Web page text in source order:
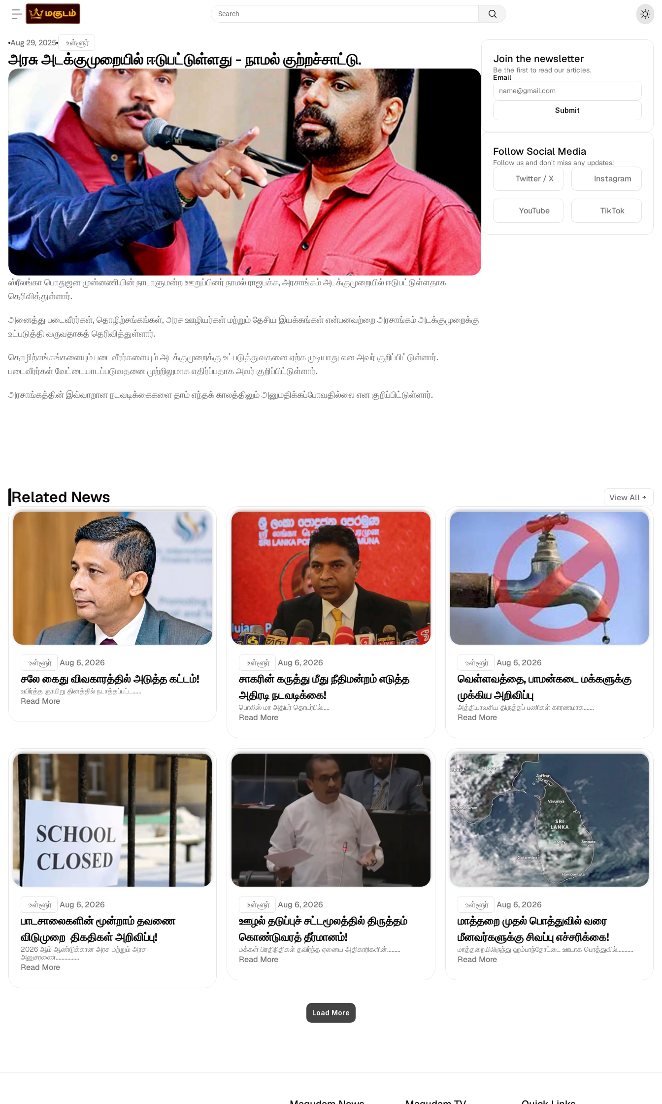
Search
Aug 29, 2025 உள்ளூர்
அரசு அடக்குமுறையில் ஈடுபட்டுள்ளது - நாமல் குற்றச்சாட்டு.
ஸ்ரீலங்கா பொதுஜன முன்னணியின் நாடாளுமன்ற ஊறுப்பினர் நாமல் ராஜபக்ச, அரசாங்கம் அடக்குமுறையில் ஈடுபட்டுள்ளதாக
தெரிவித்துள்ளார்.
அனைத்து படைவீரர்கள், தொழிற்சங்கங்கள், அரச ஊழியர்கள் மற்றும் தேசிய இயக்கங்கள் என்பனவற்றை அரசாங்கம் அடக்குமுறைக்கு
உட்படுத்தி வருவதாகத் தெரிவித்துள்ளார்.
தொழிற்சங்கங்களையும் படைவீரர்களையும் அடக்குமுறைக்கு உட்படுத்துவதனை ஏற்க முடியாது என அவர் குறிப்பிட்டுள்ளார்.
படைவீரர்கள் வேட்டையாடப்படுவதனை முற்றிலுமாக எதிர்ப்பதாக அவர் குறிப்பிட்டுள்ளார்.
அரசாங்கத்தின் இவ்வாறான நடவடிக்கைகளை தாம் எந்தக் காலத்திலும் அனுமதிக்கப்போவதில்லை என குறிப்பிட்டுள்ளார்.
Join the newsletter
Be the first to read our articles.
Email
Submit
Follow Social Media
Follow us and don’t miss any updates!
Twitter / X Instagram
YouTube TikTok
Related News View All
உள்ளூர் Aug 6, 2026
சலே கைது விவகாரத்தில் அடுத்த கட்டம்!
உயிர்த்த ஞாயிறு தினத்தில் நடாத்தப்பட்ட......
Read More
உள்ளூர் Aug 6, 2026
சாகரின் கருத்து மீது நீதிமன்றம் எடுத்த
அதிரடி நடவடிக்கை!
பொலிஸ் மா அதிபர் தொடர்பில்.....
Read More
உள்ளூர் Aug 6, 2026
வெள்ளவத்தை, பாமன்கடை மக்களுக்கு
முக்கிய அறிவிப்பு
அத்தியாவசிய திருத்தப் பணிகள் காரணமாக.......
Read More
உள்ளூர் Aug 6, 2026
பாடசாலைகளின் மூன்றாம் தவணை
விடுமுறை  திகதிகள் அறிவிப்பு!
2026 ஆம் ஆண்டுக்கான அரச மற்றும் அரச
அனுசரணை................
Read More
உள்ளூர் Aug 6, 2026
ஊழல் தடுப்புச் சட்டமூலத்தில் திருத்தம்
கொண்டுவரத் தீர்மானம்!
மக்கள் பிரதிநிதிகள் தவிர்ந்த ஏனைய அதிகாரிகளின்.........
Read More
உள்ளூர் Aug 6, 2026
மாத்தறை முதல் பொத்துவில் வரை
மீனவர்களுக்கு சிவப்பு எச்சரிக்கை!
மாத்தறையிலிருந்து ஹம்பாந்தோட்டை ஊடாக பொத்துவில்...........
Read More
Load More